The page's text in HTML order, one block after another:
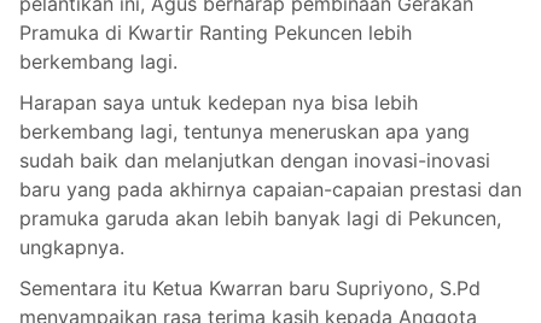
Pramuka di Kwartir Ranting Pekuncen lebih
berkembang lagi.
Harapan saya untuk kedepan nya bisa lebih
berkembang lagi, tentunya meneruskan apa yang
sudah baik dan melanjutkan dengan inovasi-inovasi
baru yang pada akhirnya capaian-capaian prestasi dan
pramuka garuda akan lebih banyak lagi di Pekuncen,
ungkapnya.
Sementara itu Ketua Kwarran baru Supriyono, S.Pd
menyampaikan rasa terima kasih kepada Anggota